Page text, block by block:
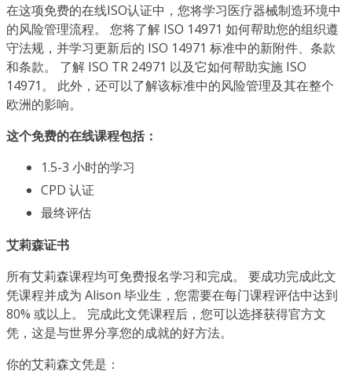
在这项免费的在线ISO认证中，您将学习医疗器械制造环境中
的风险管理流程。 您将了解 ISO 14971 如何帮助您的组织遵
守法规，并学习更新后的 ISO 14971 标准中的新附件、条款
和条款。 了解 ISO TR 24971 以及它如何帮助实施 ISO
14971。 此外，还可以了解该标准中的风险管理及其在整个
欧洲的影响。
这个免费的在线课程包括：
1.5-3 小时的学习
CPD 认证
最终评估
艾莉森证书
所有艾莉森课程均可免费报名学习和完成。 要成功完成此文
凭课程并成为 Alison 毕业生，您需要在每门课程评估中达到
80% 或以上。 完成此文凭课程后，您可以选择获得官方文
凭，这是与世界分享您的成就的好方法。
你的艾莉森文凭是：